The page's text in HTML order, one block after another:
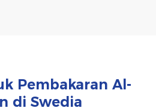
Pembakaran Al-
di Swedia